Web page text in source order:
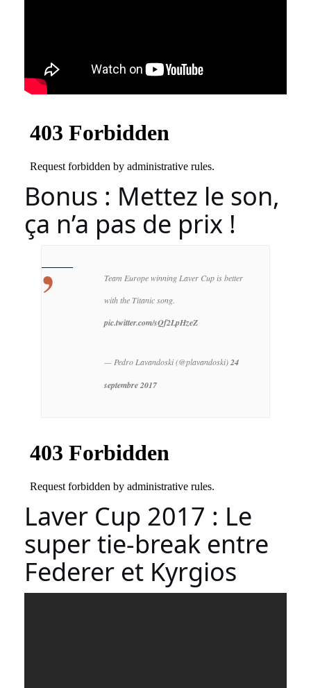
Bonus : Mettez le son,
ça n’a pas de prix !
Team Europe winning Laver Cup is better
with the Titanic song.
pic.twitter.com/sQf2LpHzeZ
— Pedro Lavandoski (@plavandoski)24
septembre 2017
Laver Cup 2017 : Le
super tie-break entre
Federer et Kyrgios